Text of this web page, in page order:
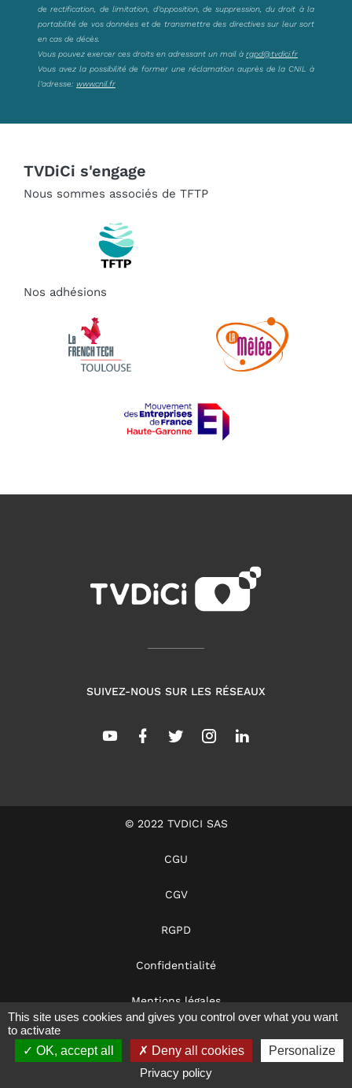
de rectification, de limitation, d’opposition, de suppression, du droit à la
portabilité de vos données et de transmettre des directives sur leur sort
en cas de décès.
Vous pouvez exercer ces droits en adressant un mail à rgpd@tvdici.fr
Vous avez la possibilité de former une réclamation auprès de la CNIL à
l’adresse: www.cnil.fr
TVDiCi s'engage
Nous sommes associés de TFTP
Nos adhésions
SUIVEZ-NOUS SUR LES RÉSEAUX
© 2022 TVDICI SAS
CGU
CGV
RGPD
Confidentialité
Mentions légales
Notre éthique
This site uses cookies and gives you control over what you want
to activate
OK, accept all
Deny all cookies
Personalize
Privacy policy